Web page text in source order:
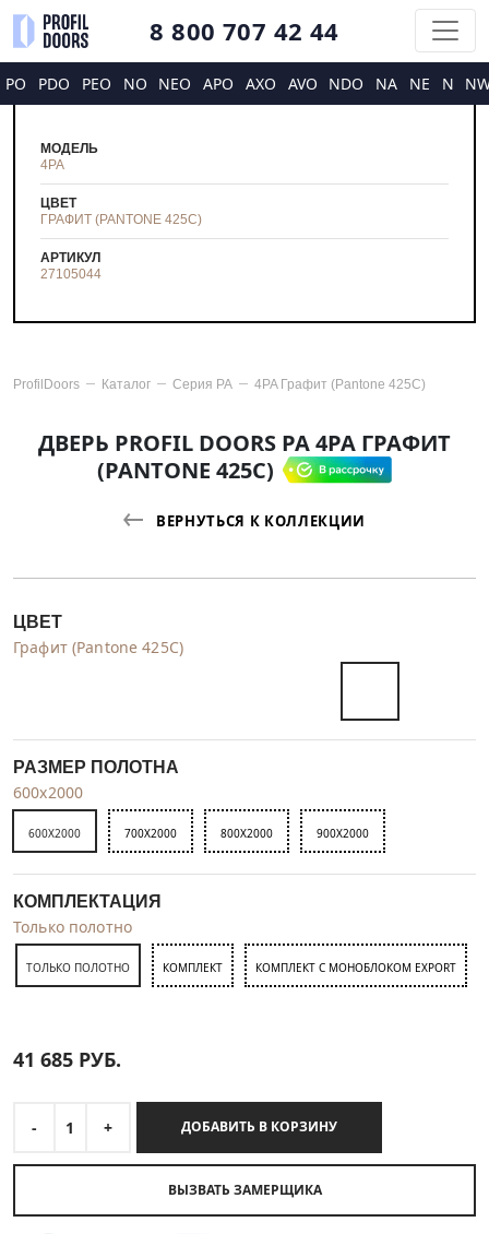
8 800 707 42 44
PO PDO PEO NO NEO APO AXO AVO NDO NA NE N
МОДЕЛЬ
4PA
ЦВЕТ
ГРАФИТ (PANTONE 425С)
АРТИКУЛ
27105044
ProfilDoors Каталог Серия PA 4PA Графит (Pantone 425С)
ДВЕРЬ PROFIL DOORS PA 4PA ГРАФИТ
(PANTONE 425С)
ВЕРНУТЬСЯ К КОЛЛЕКЦИИ
ЦВЕТ
Графит (Pantone 425С)
РАЗМЕР ПОЛОТНА
600x2000
600X2000 700X2000 800X2000 900X2000
КОМПЛЕКТАЦИЯ
Только полотно
ТОЛЬКО ПОЛОТНО КОМПЛЕКТ КОМПЛЕКТ С МОНОБЛОКОМ EXPORT
41 685 РУБ.
- 1 + ДОБАВИТЬ В КОРЗИНУ
ВЫЗВАТЬ ЗАМЕРЩИКА